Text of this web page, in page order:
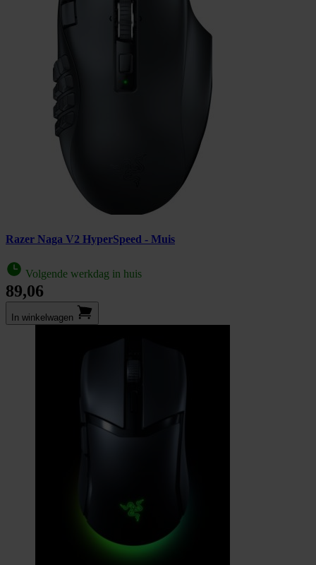
Razer Naga V2 HyperSpeed - Muis
Volgende werkdag in huis
89,06
In winkel­wagen